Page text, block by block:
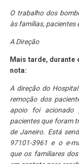
O trabalho dos
às famílias, pacientes
A Direção
Mais tarde, durante
nota:
A direção do
remoção dos
apoio foi acionado
pacientes que foram
de Janeiro. Está
97101-3961 e o e-
que os familiares